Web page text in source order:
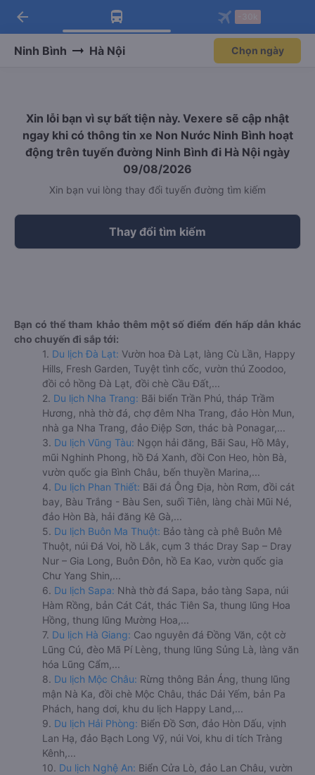
Tải app Vexere ngay!
Nhận ưu đãi thành viên độc
Mở app
Tải app Vexere
-30k/ghế khi đặt vé máy bay qua
Mở app
arrow_back
Ninh Bình Hà Nội Chọn ngày
Xin lỗi bạn vì sự bất tiện này. Vexere sẽ cập nhật
ngay khi có thông tin xe Non Nước Ninh Bình hoạt
động trên tuyến đường Ninh Bình đi Hà Nội ngày
09/08/2026
Xin bạn vui lòng thay đổi tuyến đường tìm kiếm
Thay đổi tìm kiếm
Bạn có thể tham khảo thêm một số điểm đến hấp dẫn khác
cho chuyến đi sắp tới:
1. Du lịch Đà Lạt: Vườn hoa Đà Lạt, làng Cù Lần, Happy
Hills, Fresh Garden, Tuyệt tình cốc, vườn thú Zoodoo,
đồi cỏ hồng Đà Lạt, đồi chè Cầu Đất,...
2. Du lịch Nha Trang: Bãi biển Trần Phú, tháp Trầm
Hương, nhà thờ đá, chợ đêm Nha Trang, đảo Hòn Mun,
nhà ga Nha Trang, đảo Điệp Sơn, thác bà Ponagar,...
3. Du lịch Vũng Tàu: Ngọn hải đăng, Bãi Sau, Hồ Mây,
mũi Nghinh Phong, hồ Đá Xanh, đồi Con Heo, hòn Bà,
vườn quốc gia Bình Châu, bến thuyền Marina,...
4. Du lịch Phan Thiết: Bãi đá Ông Địa, hòn Rơm, đồi cát
bay, Bàu Trắng - Bàu Sen, suối Tiên, làng chài Mũi Né,
đảo Hòn Bà, hải đăng Kê Gà,...
5. Du lịch Buôn Ma Thuột: Bảo tàng cà phê Buôn Mê
Thuột, núi Đá Voi, hồ Lắk, cụm 3 thác Dray Sap – Dray
Nur – Gia Long, Buôn Đôn, hồ Ea Kao, vườn quốc gia
Chư Yang Shin,...
6. Du lịch Sapa: Nhà thờ đá Sapa, bảo tàng Sapa, núi
Hàm Rồng, bản Cát Cát, thác Tiên Sa, thung lũng Hoa
Hồng, thung lũng Mường Hoa,...
7. Du lịch Hà Giang: Cao nguyên đá Đồng Văn, cột cờ
Lũng Cú, đèo Mã Pí Lèng, thung lũng Sủng Là, làng văn
hóa Lũng Cẩm,...
8. Du lịch Mộc Châu: Rừng thông Bản Áng, thung lũng
mận Nà Ka, đồi chè Mộc Châu, thác Dải Yếm, bản Pa
Phách, hang dơi, khu du lịch Happy Land,...
9. Du lịch Hải Phòng: Biển Đồ Sơn, đảo Hòn Dấu, vịnh
Lan Hạ, đảo Bạch Long Vỹ, núi Voi, khu di tích Tràng
Kênh,...
10. Du lịch Nghệ An: Biển Cửa Lò, đảo Lan Châu, vườn